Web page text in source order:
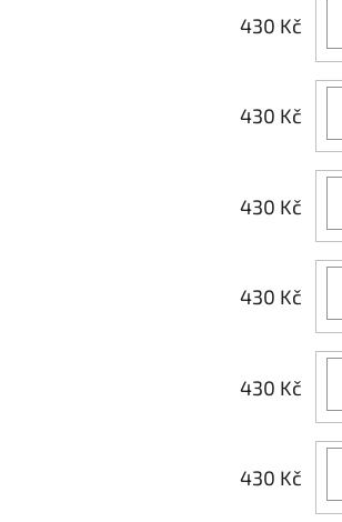
430 Kč
430 Kč
430 Kč
430 Kč
430 Kč
430 Kč